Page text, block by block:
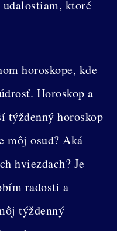
ktoré
horoskope, kde
Horoskop a
týždenný horoskop
môj osud? Aká
hviezdach? Je
radosti a
týždenný